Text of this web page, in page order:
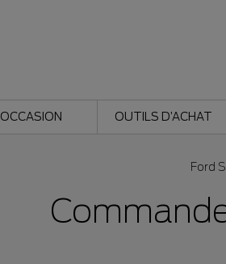
OCCASION OUTILS D’ACHAT
Ford